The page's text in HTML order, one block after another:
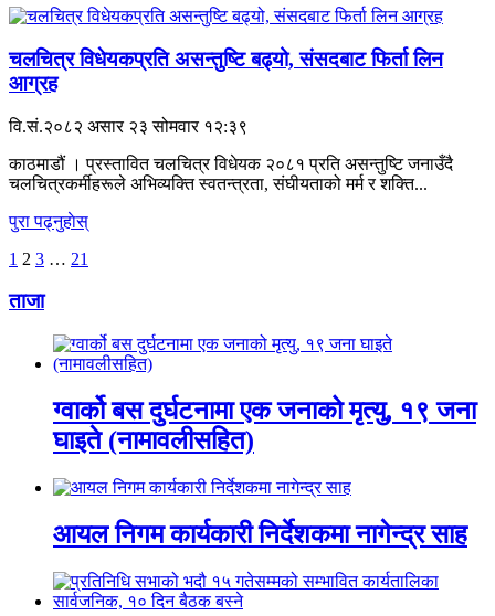
चलचित्र विधेयकप्रति असन्तुष्टि बढ्यो, संसदबाट फिर्ता लिन
आग्रह
वि.सं.२०८२ असार २३ सोमवार १२:३९
काठमाडौं । प्रस्तावित चलचित्र विधेयक २०८१ प्रति असन्तुष्टि जनाउँदै
चलचित्रकर्मीहरूले अभिव्यक्ति स्वतन्त्रता, संघीयताको मर्म र शक्ति...
पुरा पढ्नुहाेस्
«1 2 3 … 21
ताजा
ग्वार्को बस दुर्घटनामा एक जनाको मृत्यु, १९ जना
घाइते (नामावलीसहित)
आयल निगम कार्यकारी निर्देशकमा नागेन्द्र साह